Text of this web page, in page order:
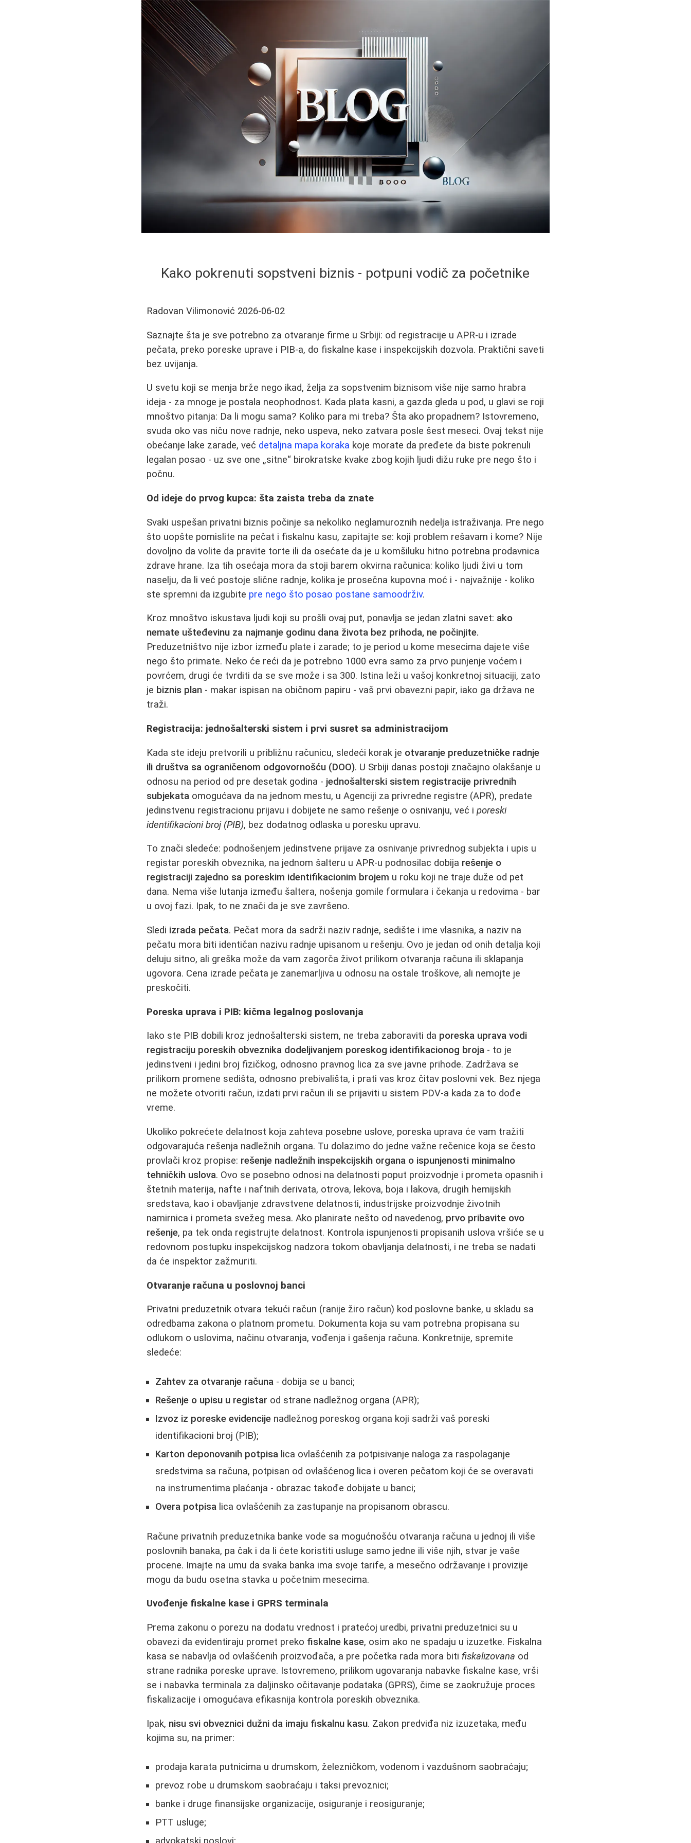
Kako pokrenuti sopstveni biznis - potpuni vodič za početnike
Radovan Vilimonović 2026-06-02
Saznajte šta je sve potrebno za otvaranje firme u Srbiji: od registracije u APR-u i izrade
pečata, preko poreske uprave i PIB-a, do fiskalne kase i inspekcijskih dozvola. Praktični saveti
bez uvijanja.
U svetu koji se menja brže nego ikad, želja za sopstvenim biznisom više nije samo hrabra
ideja - za mnoge je postala neophodnost. Kada plata kasni, a gazda gleda u pod, u glavi se roji
mnoštvo pitanja: Da li mogu sama? Koliko para mi treba? Šta ako propadnem? Istovremeno,
svuda oko vas niču nove radnje, neko uspeva, neko zatvara posle šest meseci. Ovaj tekst nije
obećanje lake zarade, već detaljna mapa koraka koje morate da pređete da biste pokrenuli
legalan posao - uz sve one „sitne“ birokratske kvake zbog kojih ljudi dižu ruke pre nego što i
počnu.
Od ideje do prvog kupca: šta zaista treba da znate
Svaki uspešan privatni biznis počinje sa nekoliko neglamuroznih nedelja istraživanja. Pre nego
što uopšte pomislite na pečat i fiskalnu kasu, zapitajte se: koji problem rešavam i kome? Nije
dovoljno da volite da pravite torte ili da osećate da je u komšiluku hitno potrebna prodavnica
zdrave hrane. Iza tih osećaja mora da stoji barem okvirna računica: koliko ljudi živi u tom
naselju, da li već postoje slične radnje, kolika je prosečna kupovna moć i - najvažnije - koliko
ste spremni da izgubite pre nego što posao postane samoodrživ.
Kroz mnoštvo iskustava ljudi koji su prošli ovaj put, ponavlja se jedan zlatni savet: ako
nemate ušteđevinu za najmanje godinu dana života bez prihoda, ne počinjite.
Preduzetništvo nije izbor između plate i zarade; to je period u kome mesecima dajete više
nego što primate. Neko će reći da je potrebno 1000 evra samo za prvo punjenje voćem i
povrćem, drugi će tvrditi da se sve može i sa 300. Istina leži u vašoj konkretnoj situaciji, zato
je biznis plan - makar ispisan na običnom papiru - vaš prvi obavezni papir, iako ga država ne
traži.
Registracija: jednošalterski sistem i prvi susret sa administracijom
Kada ste ideju pretvorili u približnu računicu, sledeći korak je otvaranje preduzetničke radnje
ili društva sa ograničenom odgovornošću (DOO). U Srbiji danas postoji značajno olakšanje u
odnosu na period od pre desetak godina - jednošalterski sistem registracije privrednih
subjekata omogućava da na jednom mestu, u Agenciji za privredne registre (APR), predate
jedinstvenu registracionu prijavu i dobijete ne samo rešenje o osnivanju, već iporeski
identifikacioni broj (PIB), bez dodatnog odlaska u poresku upravu.
To znači sledeće: podnošenjem jedinstvene prijave za osnivanje privrednog subjekta i upis u
registar poreskih obveznika, na jednom šalteru u APR-u podnosilac dobija rešenje o
registraciji zajedno sa poreskim identifikacionim brojem u roku koji ne traje duže od pet
dana. Nema više lutanja između šaltera, nošenja gomile formulara i čekanja u redovima - bar
u ovoj fazi. Ipak, to ne znači da je sve završeno.
Sledi izrada pečata. Pečat mora da sadrži naziv radnje, sedište i ime vlasnika, a naziv na
pečatu mora biti identičan nazivu radnje upisanom u rešenju. Ovo je jedan od onih detalja koji
deluju sitno, ali greška može da vam zagorča život prilikom otvaranja računa ili sklapanja
ugovora. Cena izrade pečata je zanemarljiva u odnosu na ostale troškove, ali nemojte je
preskočiti.
Poreska uprava i PIB: kičma legalnog poslovanja
Iako ste PIB dobili kroz jednošalterski sistem, ne treba zaboraviti da poreska uprava vodi
registraciju poreskih obveznika dodeljivanjem poreskog identifikacionog broja - to je
jedinstveni i jedini broj fizičkog, odnosno pravnog lica za sve javne prihode. Zadržava se
prilikom promene sedišta, odnosno prebivališta, i prati vas kroz čitav poslovni vek. Bez njega
ne možete otvoriti račun, izdati prvi račun ili se prijaviti u sistem PDV-a kada za to dođe
vreme.
Ukoliko pokrećete delatnost koja zahteva posebne uslove, poreska uprava će vam tražiti
odgovarajuća rešenja nadležnih organa. Tu dolazimo do jedne važne rečenice koja se često
provlači kroz propise: rešenje nadležnih inspekcijskih organa o ispunjenosti minimalno
tehničkih uslova. Ovo se posebno odnosi na delatnosti poput proizvodnje i prometa opasnih i
štetnih materija, nafte i naftnih derivata, otrova, lekova, boja i lakova, drugih hemijskih
sredstava, kao i obavljanje zdravstvene delatnosti, industrijske proizvodnje životnih
namirnica i prometa svežeg mesa. Ako planirate nešto od navedenog, prvo pribavite ovo
rešenje, pa tek onda registrujte delatnost. Kontrola ispunjenosti propisanih uslova vršiće se u
redovnom postupku inspekcijskog nadzora tokom obavljanja delatnosti, i ne treba se nadati
da će inspektor zažmuriti.
Otvaranje računa u poslovnoj banci
Privatni preduzetnik otvara tekući račun (ranije žiro račun) kod poslovne banke, u skladu sa
odredbama zakona o platnom prometu. Dokumenta koja su vam potrebna propisana su
odlukom o uslovima, načinu otvaranja, vođenja i gašenja računa. Konkretnije, spremite
sledeće:
Zahtev za otvaranje računa - dobija se u banci;
Rešenje o upisu u registar od strane nadležnog organa (APR);
Izvoz iz poreske evidencije nadležnog poreskog organa koji sadrži vaš poreski
identifikacioni broj (PIB);
Karton deponovanih potpisa lica ovlašćenih za potpisivanje naloga za raspolaganje
sredstvima sa računa, potpisan od ovlašćenog lica i overen pečatom koji će se overavati
na instrumentima plaćanja - obrazac takođe dobijate u banci;
Overa potpisa lica ovlašćenih za zastupanje na propisanom obrascu.
Račune privatnih preduzetnika banke vode sa mogućnošću otvaranja računa u jednoj ili više
poslovnih banaka, pa čak i da li ćete koristiti usluge samo jedne ili više njih, stvar je vaše
procene. Imajte na umu da svaka banka ima svoje tarife, a mesečno održavanje i provizije
mogu da budu osetna stavka u početnim mesecima.
Uvođenje fiskalne kase i GPRS terminala
Prema zakonu o porezu na dodatu vrednost i pratećoj uredbi, privatni preduzetnici su u
obavezi da evidentiraju promet preko fiskalne kase, osim ako ne spadaju u izuzetke. Fiskalna
kasa se nabavlja od ovlašćenih proizvođača, a pre početka rada mora biti fiskalizovana od
strane radnika poreske uprave. Istovremeno, prilikom ugovaranja nabavke fiskalne kase, vrši
se i nabavka terminala za daljinsko očitavanje podataka (GPRS), čime se zaokružuje proces
fiskalizacije i omogućava efikasnija kontrola poreskih obveznika.
Ipak, nisu svi obveznici dužni da imaju fiskalnu kasu. Zakon predviđa niz izuzetaka, među
kojima su, na primer:
prodaja karata putnicima u drumskom, železničkom, vodenom i vazdušnom saobraćaju;
prevoz robe u drumskom saobraćaju i taksi prevoznici;
banke i druge finansijske organizacije, osiguranje i reosiguranje;
PTT usluge;